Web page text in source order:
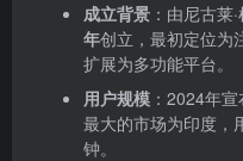
成立背景 ：由尼古莱
年创立，最初定位为
扩展为多功能平台。
用户规模 ：2024年
最大的市场为印度，
钟。